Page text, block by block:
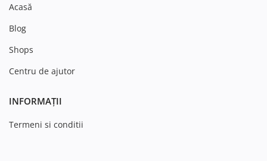
Acasă
Blog
Shops
Centru de ajutor
INFORMAȚII
Termeni si conditii